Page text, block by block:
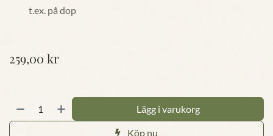
t.ex. på dop
259,00 kr
Lägg i varukorg
Köp nu